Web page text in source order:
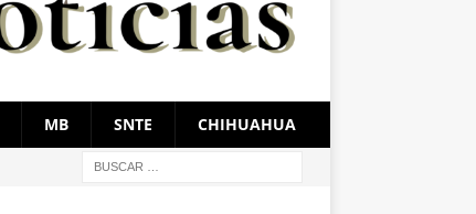
MB SNTE CHIHUAHUA